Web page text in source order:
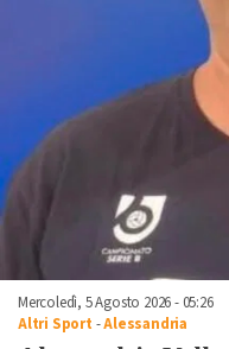
Mercoledì, 5 Agosto 2026 - 05:26
Altri Sport -Alessandria